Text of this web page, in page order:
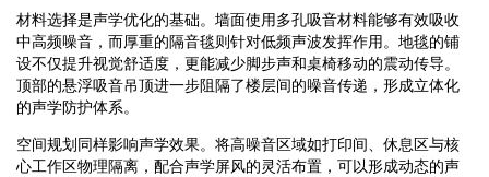
材料选择是声学优化的基础。墙面使用多孔吸音材料能够有效吸收
中高频噪音，而厚重的隔音毯则针对低频声波发挥作用。地毯的铺
设不仅提升视觉舒适度，更能减少脚步声和桌椅移动的震动传导。
顶部的悬浮吸音吊顶进一步阻隔了楼层间的噪音传递，形成立体化
的声学防护体系。
空间规划同样影响声学效果。将高噪音区域如打印间、休息区与核
心工作区物理隔离，配合声学屏风的灵活布置，可以形成动态的声